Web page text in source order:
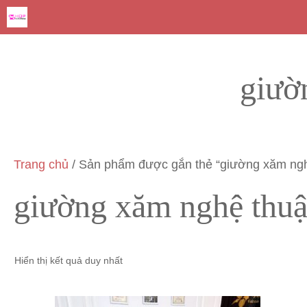
Chuyển
đến
Trang chủ / Sản phẩm được gắn thẻ “giường xăm
giường xăm nghệ
Hiển thị kết quả duy nhất